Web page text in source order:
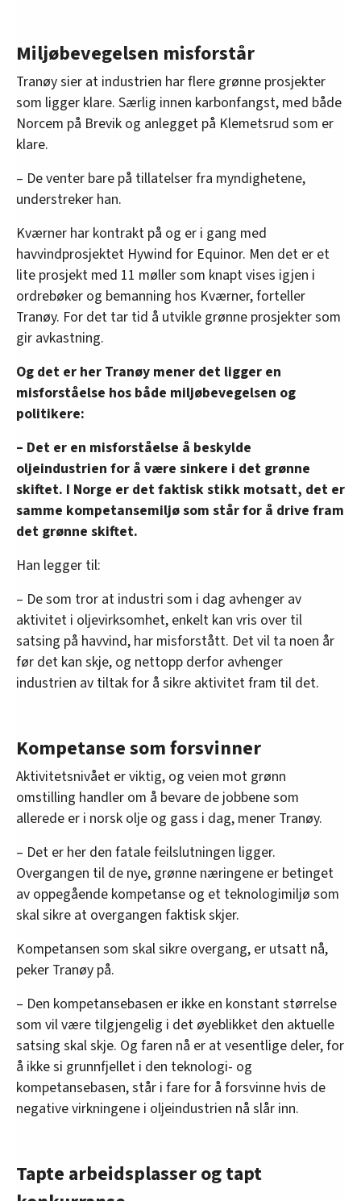
Miljøbevegelsen misforstår
Tranøy sier at industrien har flere grønne prosjekter
som ligger klare. Særlig innen karbonfangst, med både
Norcem på Brevik og anlegget på Klemetsrud som er
klare.
– De venter bare på tillatelser fra myndighetene,
understreker han.
Kværner har kontrakt på og er i gang med
havvindprosjektet Hywind for Equinor. Men det er et
lite prosjekt med 11 møller som knapt vises igjen i
ordrebøker og bemanning hos Kværner, forteller
Tranøy. For det tar tid å utvikle grønne prosjekter som
gir avkastning.
Og det er her Tranøy mener det ligger en
misforståelse hos både miljøbevegelsen og
politikere:
– Det er en misforståelse å beskylde
oljeindustrien for å være sinkere i det grønne
skiftet. I Norge er det faktisk stikk motsatt, det er
samme kompetansemiljø som står for å drive fram
det grønne skiftet.
Han legger til:
– De som tror at industri som i dag avhenger av
aktivitet i oljevirksomhet, enkelt kan vris over til
satsing på havvind, har misforstått. Det vil ta noen år
før det kan skje, og nettopp derfor avhenger
industrien av tiltak for å sikre aktivitet fram til det.
Kompetanse som forsvinner
Aktivitetsnivået er viktig, og veien mot grønn
omstilling handler om å bevare de jobbene som
allerede er i norsk olje og gass i dag, mener Tranøy.
– Det er her den fatale feilslutningen ligger.
Overgangen til de nye, grønne næringene er betinget
av oppegående kompetanse og et teknologimiljø som
skal sikre at overgangen faktisk skjer.
Kompetansen som skal sikre overgang, er utsatt nå,
peker Tranøy på.
– Den kompetansebasen er ikke en konstant størrelse
som vil være tilgjengelig i det øyeblikket den aktuelle
satsing skal skje. Og faren nå er at vesentlige deler, for
å ikke si grunnfjellet i den teknologi- og
kompetansebasen, står i fare for å forsvinne hvis de
negative virkningene i oljeindustrien nå slår inn.
Tapte arbeidsplasser og tapt